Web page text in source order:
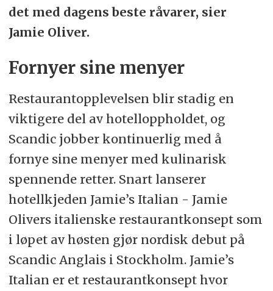
det med dagens beste råvarer, sier
Jamie Oliver.
Fornyer sine menyer
Restaurantopplevelsen blir stadig en
viktigere del av hotelloppholdet, og
Scandic jobber kontinuerlig med å
fornye sine menyer med kulinarisk
spennende retter. Snart lanserer
hotellkjeden Jamie’s Italian - Jamie
Olivers italienske restaurantkonsept som
i løpet av høsten gjør nordisk debut på
Scandic Anglais i Stockholm. Jamie’s
Italian er et restaurantkonsept hvor